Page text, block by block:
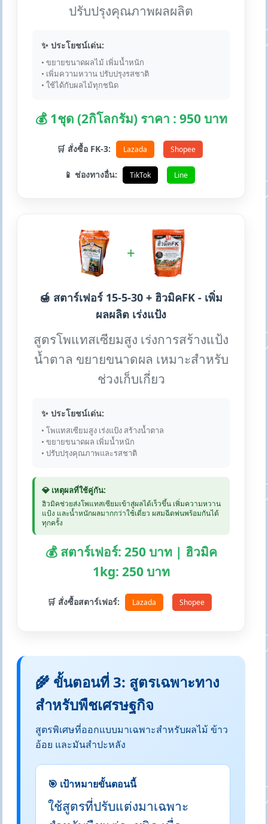
ปรับปรุงคุณภาพผลผลิต
✨ ประโยชน์เด่น:
• ขยายขนาดผลไม้ เพิ่มน้ำหนัก
• เพิ่มความหวาน ปรับปรุงรสชาติ
• ใช้ได้กับผลไม้ทุกชนิด
💰 1ชุด (2กิโลกรัม) ราคา : 950 บาท
🛒 สั่งซื้อ FK-3: Lazada Shopee
📱 ช่องทางอื่น: TikTok Line
+
🍯 สตาร์เฟอร์ 15-5-30 + ฮิวมิคFK - เพิ่ม
ผลผลิต เร่งแป้ง
สูตรโพแทสเซียมสูง เร่งการสร้างแป้ง
น้ำตาล ขยายขนาดผล เหมาะสำหรับ
ช่วงเก็บเกี่ยว
✨ ประโยชน์เด่น:
• โพแทสเซียมสูง เร่งแป้ง สร้างน้ำตาล
• ขยายขนาดผล เพิ่มน้ำหนัก
• ปรับปรุงคุณภาพและรสชาติ
💎 เหตุผลที่ใช้คู่กัน:
ฮิวมิคช่วยส่งโพแทสเซียมเข้าสู่ผลได้เร็วขึ้น เพิ่มความหวาน
แป้ง และน้ำหนักผลมากกว่าใช้เดี่ยว ผสมฉีดพ่นพร้อมกันได้
ทุกครั้ง
💰 สตาร์เฟอร์: 250 บาท | ฮิวมิค
1kg: 250 บาท
🛒 สั่งซื้อสตาร์เฟอร์: Lazada Shopee
🌾 ขั้นตอนที่ 3: สูตรเฉพาะทาง
สำหรับพืชเศรษฐกิจ
สูตรพิเศษที่ออกแบบมาเฉพาะสำหรับผลไม้ ข้าว
อ้อย และมันสำปะหลัง
🎯 เป้าหมายขั้นตอนนี้
ใช้สูตรที่ปรับแต่งมาเฉพาะ